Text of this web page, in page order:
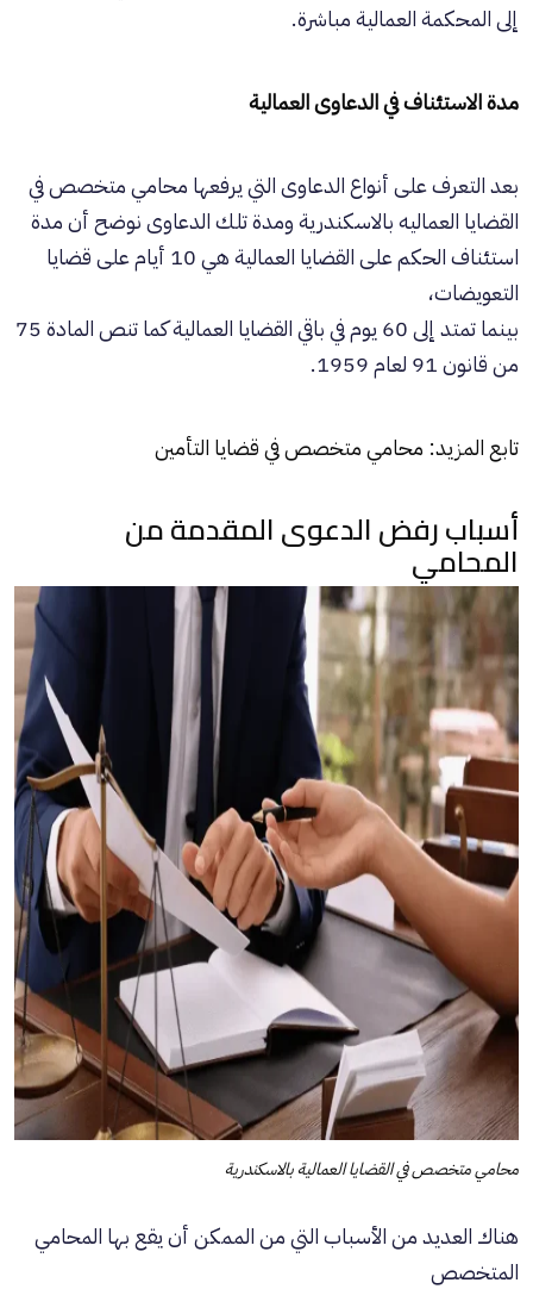
إلى المحكمة العمالية مباشرة.
مدة الاستئناف في الدعاوى العمالية
بعد التعرف على أنواع الدعاوى التي يرفعها محامي متخصص في
القضايا العماليه بالاسكندرية ومدة تلك الدعاوى نوضح أن مدة
استئناف الحكم على القضايا العمالية هي 10 أيام على قضايا
التعويضات،
بينما تمتد إلى 60 يوم في باقي القضايا العمالية كما تنص المادة 75
من قانون 91 لعام 1959.
تابع المزيد: محامي متخصص في قضايا التأمين
أسباب رفض الدعوى المقدمة من
المحامي
محامي متخصص في القضايا العمالية بالاسكندرية
هناك العديد من الأسباب التي من الممكن أن يقع بها المحامي
المتخصص